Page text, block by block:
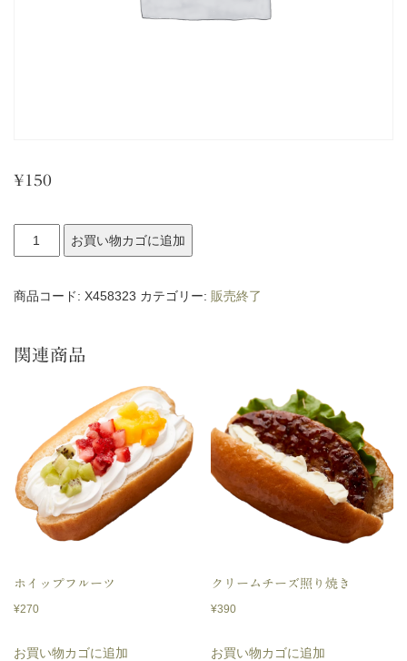
¥150
ト
ツ
ホ
イ
個
お買い物カゴに追加
商品コード: X458323 カテゴリー: 販売終了
関連商品
ホイップフルーツ
¥270
お買い物カゴに追加
クリームチーズ照り焼き
¥390
お買い物カゴに追加